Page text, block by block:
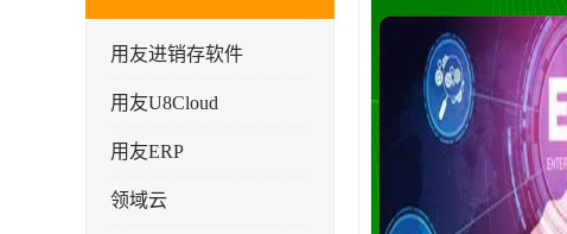
用友进销存软件
用友U8Cloud
用友ERP
领域云